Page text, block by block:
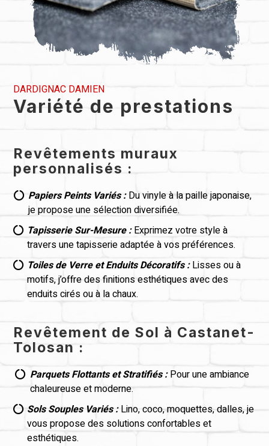
DARDIGNAC DAMIEN
Variété de prestations
Revêtements muraux
personnalisés :
 Papiers Peints Variés :Du vinyle à la paille japonaise,
je propose une sélection diversifiée.
 Tapisserie Sur-Mesure :Exprimez votre style à
travers une tapisserie adaptée à vos préférences.
 Toiles de Verre et Enduits Décoratifs :Lisses ou à
motifs, j’offre des finitions esthétiques avec des
enduits cirés ou à la chaux.
Revêtement de Sol à Castanet-
Tolosan :
 Parquets Flottants et Stratifiés :Pour une ambiance
chaleureuse et moderne.
 Sols Souples Variés :Lino, coco, moquettes, dalles, je
vous propose des solutions confortables et
esthétiques.